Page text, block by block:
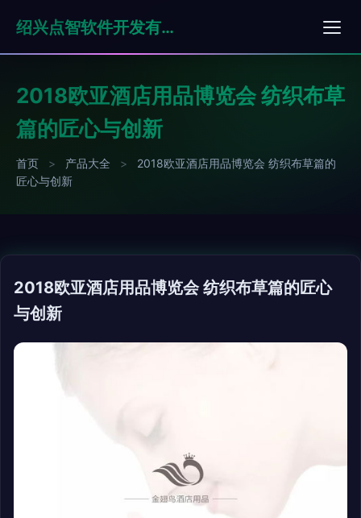
绍兴点智软件开发有限公司
2018欧亚酒店用品博览会 纺织布草
篇的匠心与创新
首页 > 产品大全 >
2018欧亚酒店用品博览会 纺织布草篇的
匠心与创新
2018欧亚酒店用品博览会 纺织布草篇的匠心
与创新